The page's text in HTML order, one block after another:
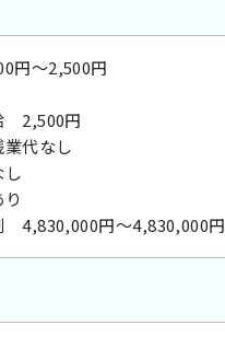
円～2,500円
2,500円
業代なし
り
4,830,000円～4,830,000円